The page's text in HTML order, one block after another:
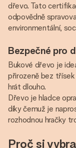
dřevo. Tato
odpovědně
environmentální,
Bezpečné pro
Bukové dřevo je
přirozeně bez třísek
hrát dlouho.
Dřevo je hladce
díky čemuž je
rozhodnou hračky
Proč si